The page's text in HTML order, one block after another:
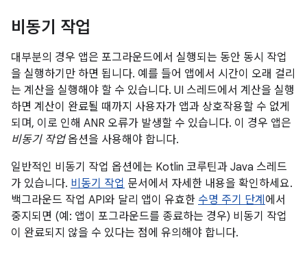
비동기 작업
대부분의 경우 앱은 포그라운드에서 실행되는 동안 동시 작업
을 실행하기만 하면 됩니다. 예를 들어 앱에서 시간이 오래 걸리
는 계산을 실행해야 할 수 있습니다. UI 스레드에서 계산을 실행
하면 계산이 완료될 때까지 사용자가 앱과 상호작용할 수 없게
되며, 이로 인해 ANR 오류가 발생할 수 있습니다. 이 경우 앱은
비동기 작업옵션을 사용해야 합니다.
일반적인 비동기 작업 옵션에는 Kotlin 코루틴과 Java 스레드
가 있습니다. 비동기 작업 문서에서 자세한 내용을 확인하세요.
백그라운드 작업 API와 달리 앱이 유효한 수명 주기 단계 에서
중지되면 (예: 앱이 포그라운드를 종료하는 경우) 비동기 작업
이 완료되지 않을 수 있다는 점에 유의해야 합니다.